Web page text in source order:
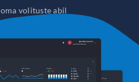
oma volituste abil